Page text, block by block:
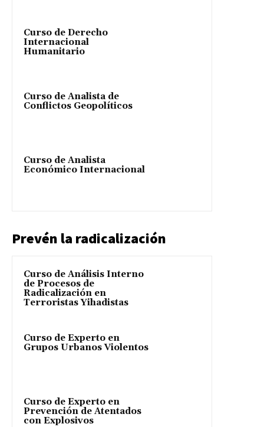
Curso de Derecho
Internacional
Humanitario
Curso de Analista de
Conflictos Geopolíticos
Curso de Analista
Económico Internacional
Prevén la radicalización
Curso de Análisis Interno
de Procesos de
Radicalización en
Terroristas Yihadistas
Curso de Experto en
Grupos Urbanos Violentos
Curso de Experto en
Prevención de Atentados
con Explosivos